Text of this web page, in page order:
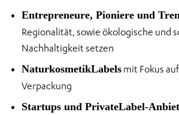
Entrepreneure, Pioniere und
Regionalität, sowie ökologische und
Nachhaltigkeit setzen
NaturkosmetikLabels mit Fokus
Verpackung
Startups und PrivateLabel-